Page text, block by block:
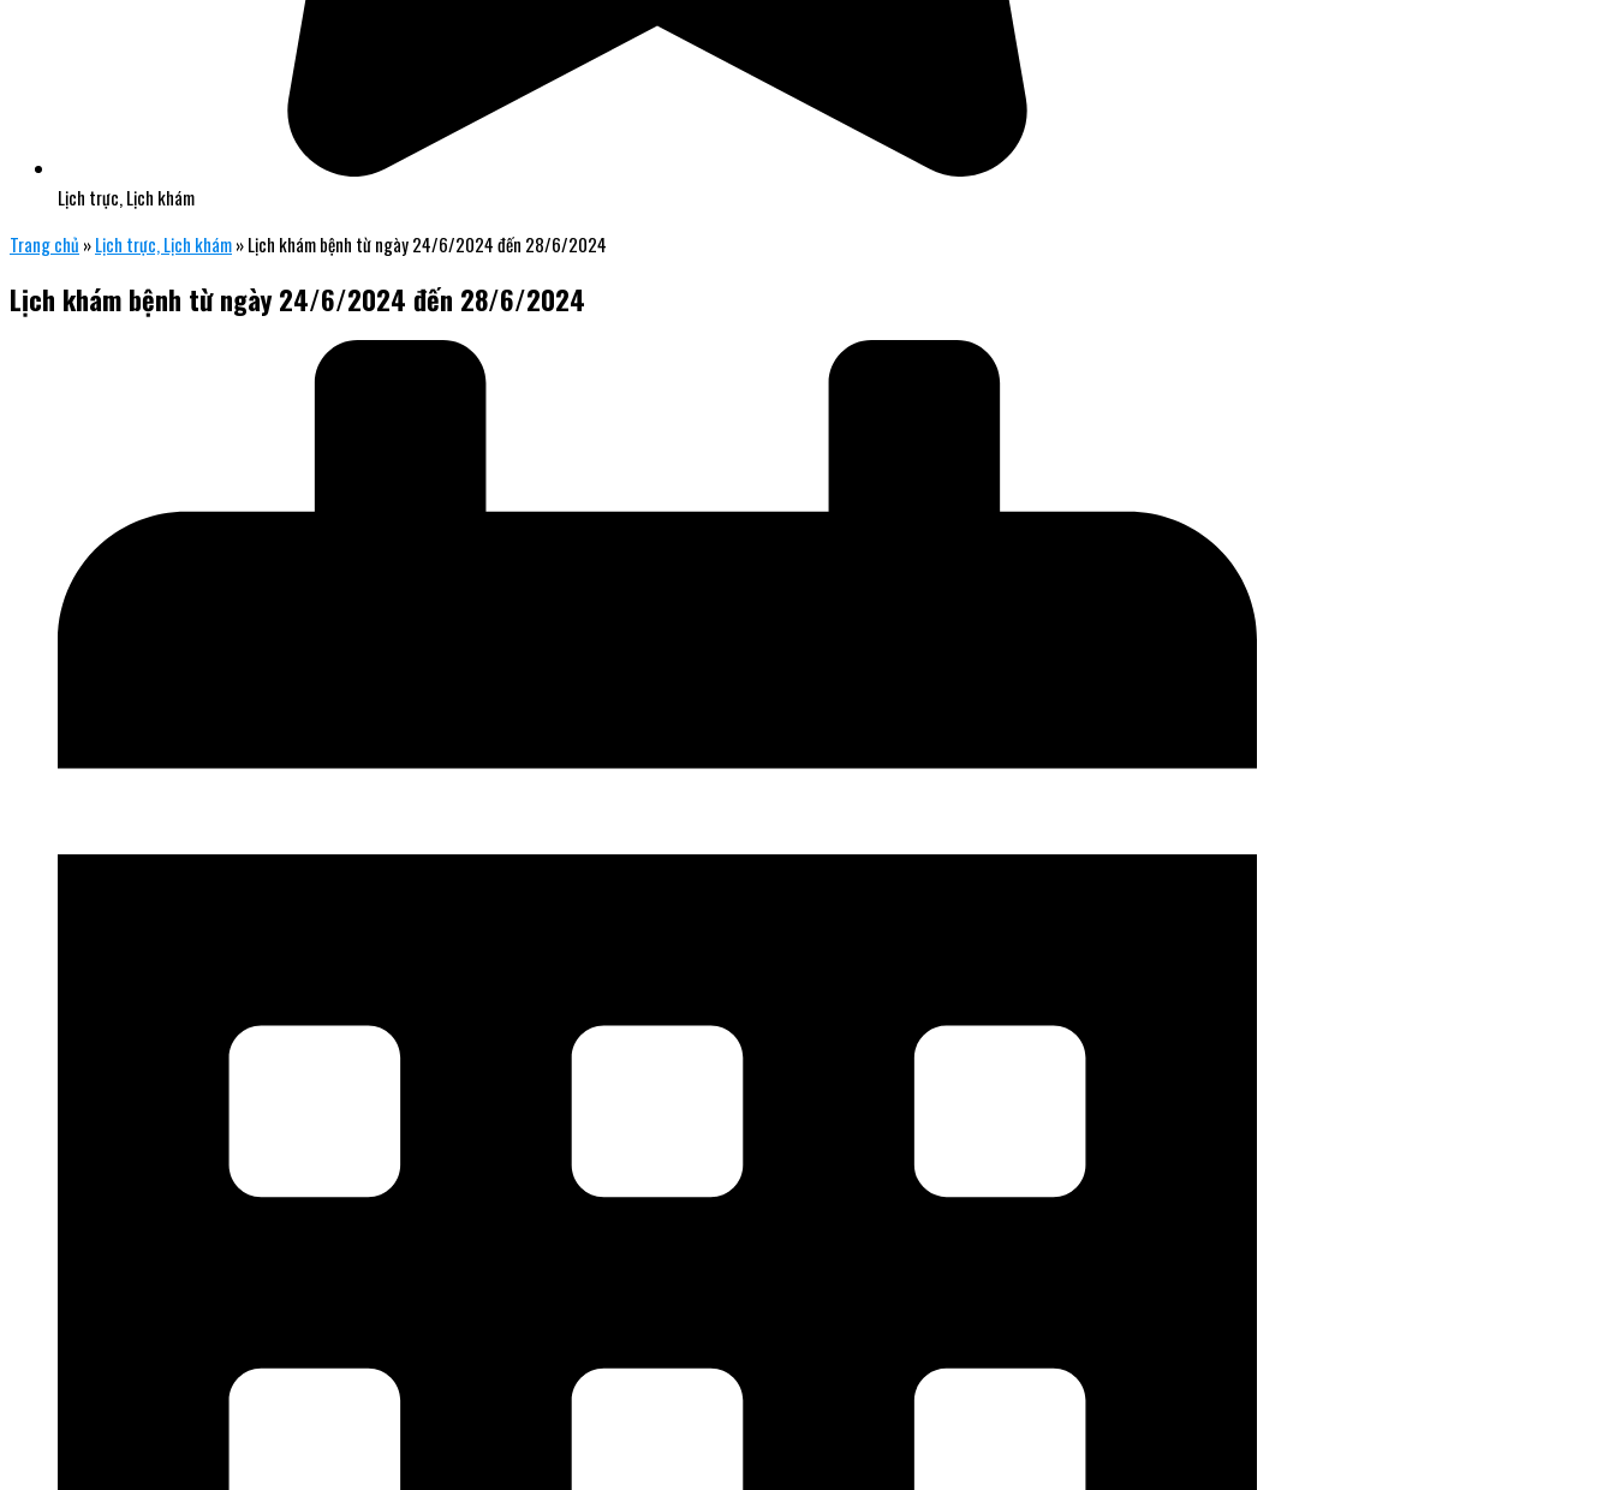
Lịch trực, Lịch khám
Trang chủ »Lịch trực, Lịch khám»Lịch khám bệnh từ ngày 24/6/2024 đến 28/6/2024
Lịch khám bệnh từ ngày 24/6/2024 đến 28/6/2024